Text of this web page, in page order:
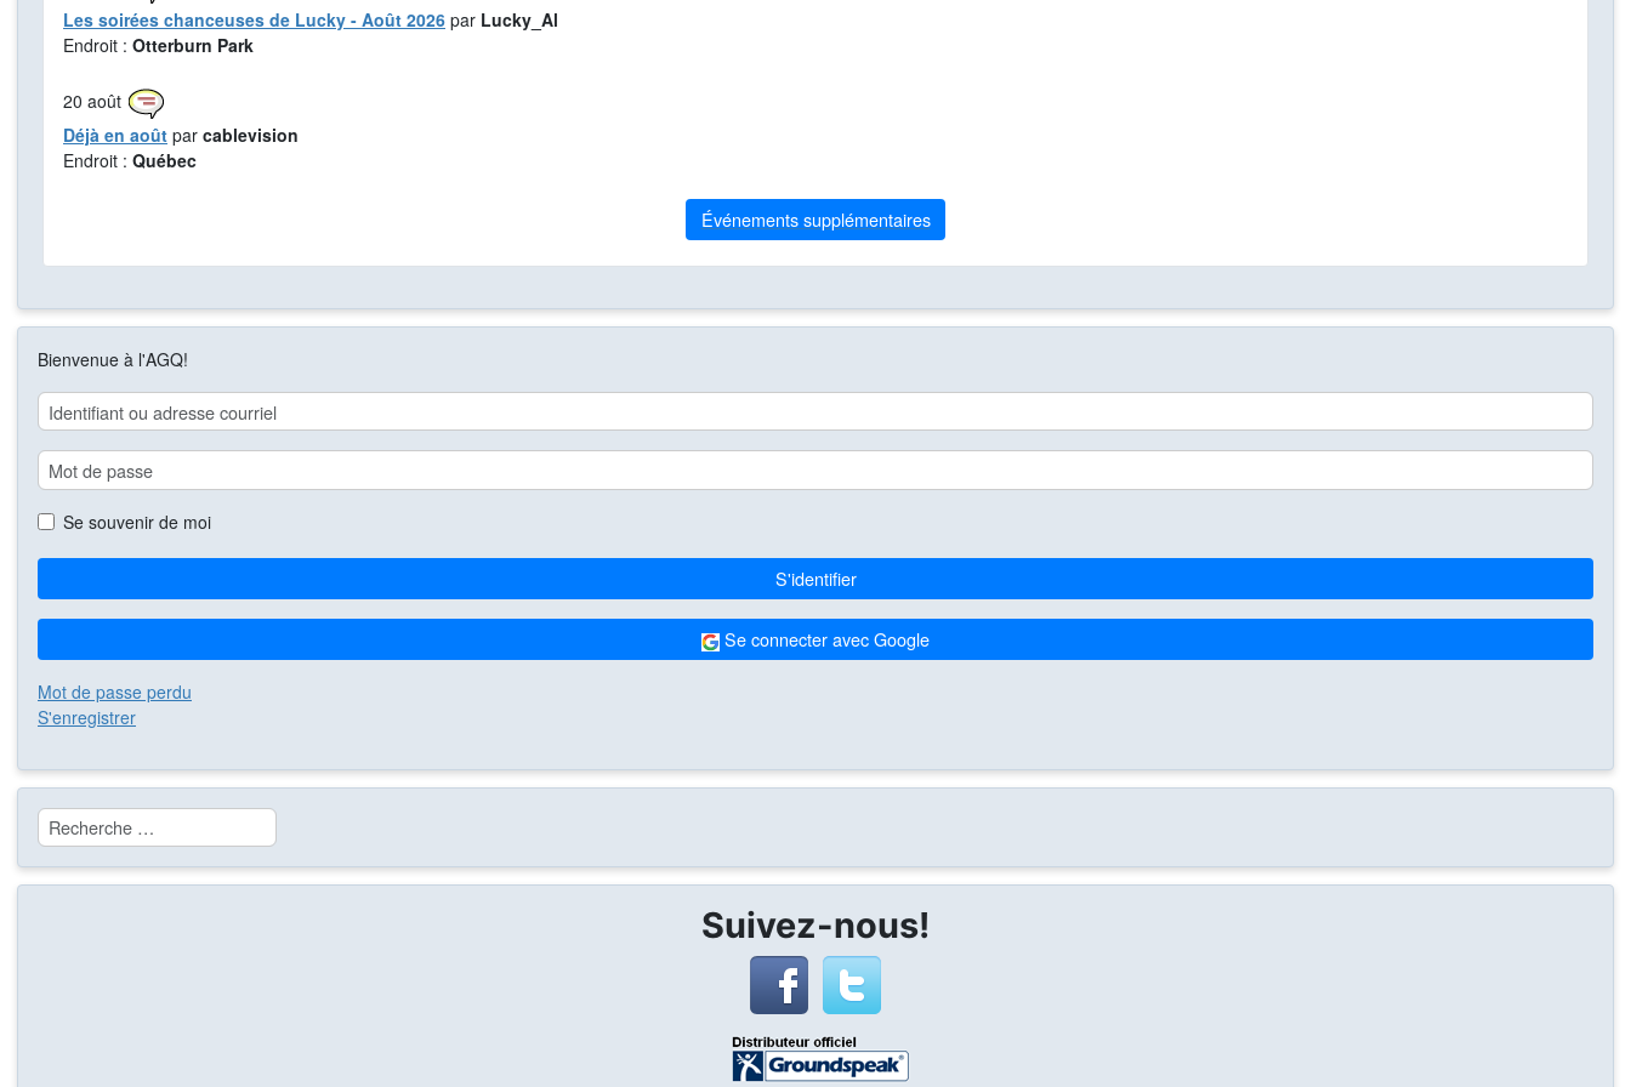
Bienvenue à l'AGQ!
Se souvenir de moi
S'identifier
Se connecter avec Google
Mot de passe perdu
S'enregistrer
Rechercher
Suivez-nous!
Les soirées chanceuses de Lucky - Août 2026 par Lucky_Al
Endroit : Otterburn Park
20 août
Déjà en août par cablevision
Endroit : Québec
Événements supplémentaires